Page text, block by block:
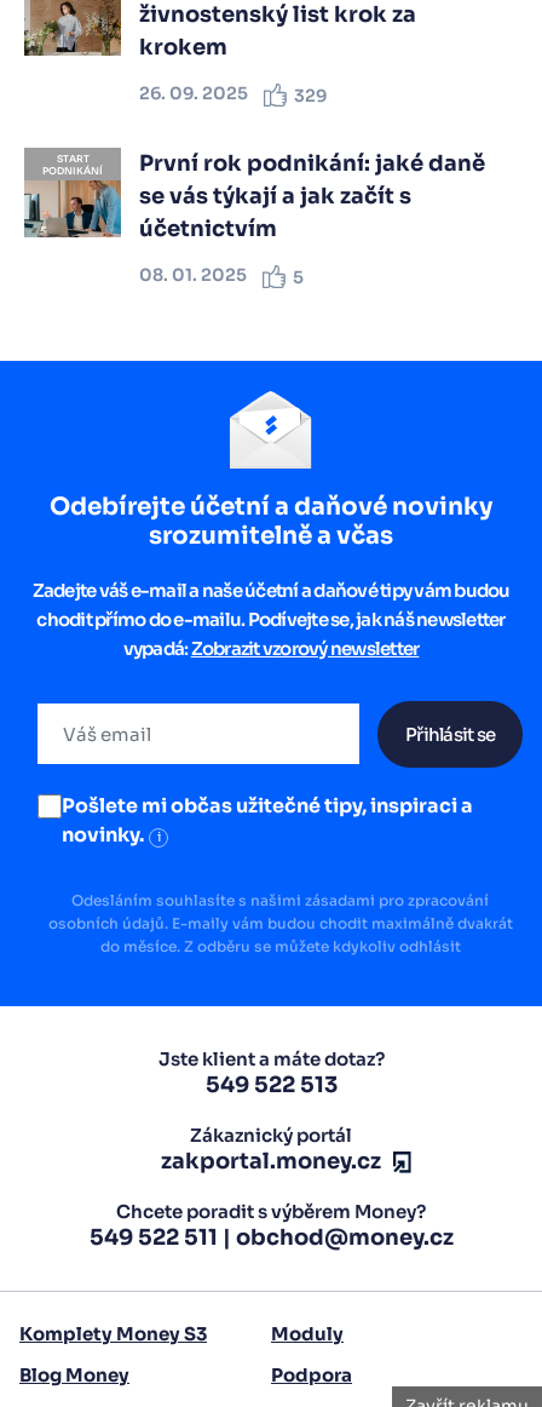
živnostenský list krok za
krokem
26. 09. 2025 329
START
PODNIKÁNÍ
První rok podnikání: jaké daně
se vás týkají a jak začít s
účetnictvím
08. 01. 2025 5
Odebírejte účetní a daňové novinky
srozumitelně a včas
Zadejte váš e-mail a naše účetní a daňové tipy vám budou
chodit přímo do e-mailu. Podívejte se, jak náš newsletter
vypadá:Zobrazit vzorový newsletter
Přihlásit se
Pošlete mi občas užitečné tipy, inspiraci a
novinky.
i
Odesláním souhlasíte s našimi zásadami pro zpracování
osobních údajů. E-maily vám budou chodit maximálně dvakrát
do měsíce. Z odběru se můžete kdykoliv odhlásit
Jste klient a máte dotaz?
549 522 513
Zákaznický portál
zakportal.money.cz
Chcete poradit s výběrem Money?
549 522 511 | obchod@money.cz
Komplety Money S3
Moduly
Blog Money
Podpora